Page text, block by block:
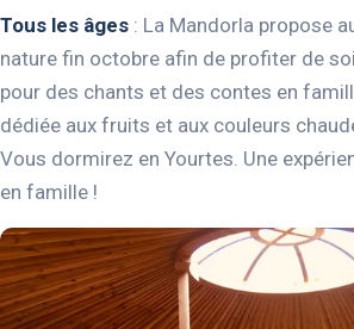
Tous les âges : La Mandorla propose
nature fin octobre afin de profiter de
pour des chants et des contes en
dédiée aux fruits et aux couleurs
Vous dormirez en Yourtes. Une
en famille !